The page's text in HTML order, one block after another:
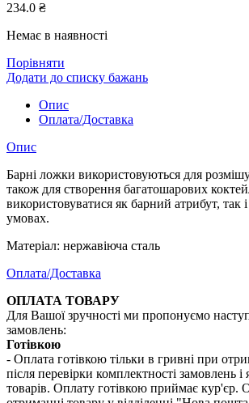
234.0 ₴
Немає в наявності
Порівняти
Додати до списку бажань
Опис
Оплата/Доставка
Опис
Барні ложки використовуються для
також для створення багатошарових
використовуватися як барний атрибут, так
умовах.
Матеріал: нержавіюча сталь
Оплата/Доставка
ОПЛАТА ТОВАРУ
Для Вашої зручності ми пропонуємо
замовлень:
Готівкою
- Оплата готівкою тільки в гривні при
після перевірки комплектності замовлень і
товарів. Оплату готівкою приймає кур'єр.